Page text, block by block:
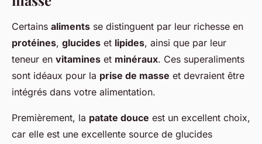
Certains aliments se distinguent par leur richesse en
protéines, glucides et lipides, ainsi que par leur
teneur en vitamines et minéraux. Ces superaliments
sont idéaux pour la prise de masse et devraient être
intégrés dans votre alimentation.
Premièrement, la patate douce est un excellent choix,
car elle est une excellente source de glucides